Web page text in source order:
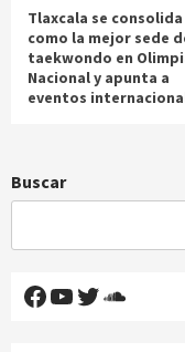
Tlaxcala se consolida
como la mejor sede
taekwondo en
Nacional y apunta a
eventos
Buscar
Facebook
YouTube
Twitter